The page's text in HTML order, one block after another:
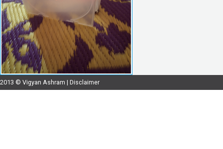
2013 © Vigyan Ashram | Disclaimer